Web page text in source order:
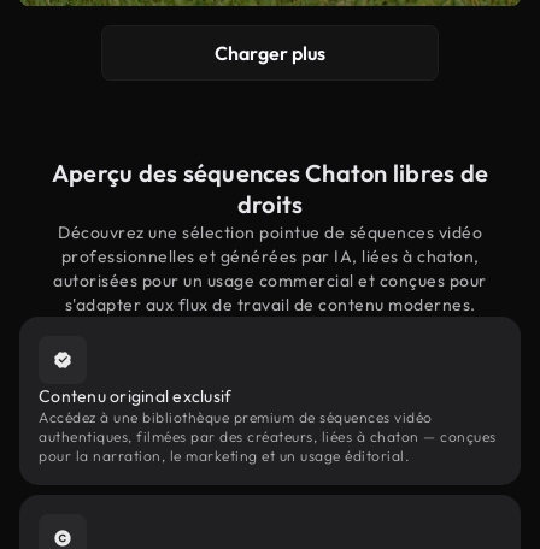
Charger plus
Aperçu des séquences Chaton libres de
droits
Découvrez une sélection pointue de séquences vidéo
professionnelles et générées par IA, liées à chaton,
autorisées pour un usage commercial et conçues pour
s'adapter aux flux de travail de contenu modernes.
Contenu original exclusif
Accédez à une bibliothèque premium de séquences vidéo
authentiques, filmées par des créateurs, liées à chaton — conçues
pour la narration, le marketing et un usage éditorial.